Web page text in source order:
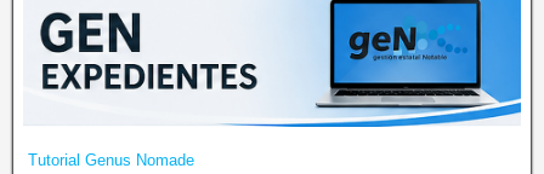
Tutorial Genus Nomade